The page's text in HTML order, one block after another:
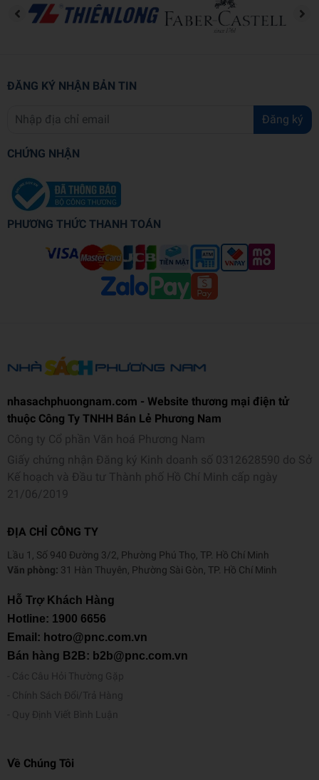
ĐĂNG KÝ NHẬN BẢN TIN
Đăng ký
CHỨNG NHẬN
PHƯƠNG THỨC THANH TOÁN
nhasachphuongnam.com - Website thương mại điện tử
thuộc Công Ty TNHH Bán Lẻ Phương Nam
Công ty Cổ phần Văn hoá Phương Nam
Giấy chứng nhận Đăng ký Kinh doanh số 0312628590 do Sở
Kế hoạch và Đầu tư Thành phố Hồ Chí Minh cấp ngày
21/06/2019
ĐỊA CHỈ CÔNG TY
Lầu 1, Số 940 Đường 3/2, Phường Phú Thọ, TP. Hồ Chí Minh
Văn phòng: 31 Hàn Thuyên, Phường Sài Gòn, TP. Hồ Chí Minh
Hỗ Trợ Khách Hàng
Hotline: 1900 6656
Email: hotro@pnc.com.vn
Bán hàng B2B: b2b@pnc.com.vn
Các Câu Hỏi Thường Gặp
Chính Sách Đổi/Trả Hàng
Quy Định Viết Bình Luận
Về Chúng Tôi